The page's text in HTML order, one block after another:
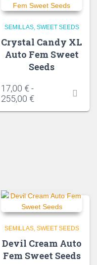
SEMILLAS SWEET SEEDS
Crystal Candy XL
Auto Fem Sweet
Seeds
17,00 €-
255,00 €
SEMILLAS SWEET SEEDS
Devil Cream Auto
Fem Sweet Seeds